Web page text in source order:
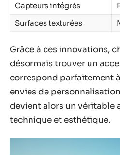
Capteurs intégrés
Surfaces texturées
Grâce à ces innovations,
désormais trouver un
correspond parfaitement
envies de
devient alors un véritable
technique et esthétique.